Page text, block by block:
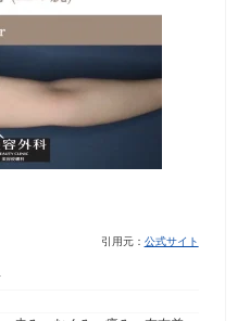
引用元： 公式サイト